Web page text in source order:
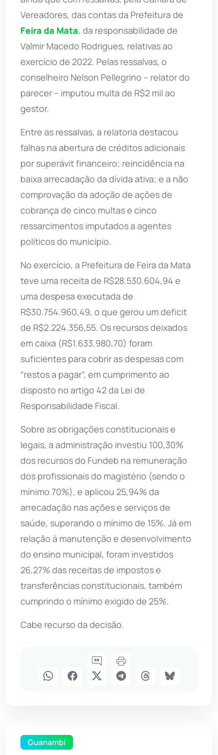
Vereadores, das contas da Prefeitura de
Feira da Mata, da responsabilidade de
Valmir Macedo Rodrigues, relativas ao
exercício de 2022. Pelas ressalvas, o
conselheiro Nelson Pellegrino – relator do
parecer – imputou multa de R$2 mil ao
gestor.
Entre as ressalvas, a relatoria destacou
falhas na abertura de créditos adicionais
por superávit financeiro; reincidência na
baixa arrecadação da dívida ativa; e a não
comprovação da adoção de ações de
cobrança de cinco multas e cinco
ressarcimentos imputados a agentes
políticos do município.
No exercício, a Prefeitura de Feira da Mata
teve uma receita de R$28.530.604,94 e
uma despesa executada de
R$30.754.960,49, o que gerou um deficit
de R$2.224.356,55. Os recursos deixados
em caixa (R$1.633.980,70) foram
suficientes para cobrir as despesas com
“restos a pagar”, em cumprimento ao
disposto no artigo 42 da Lei de
Responsabilidade Fiscal.
Sobre as obrigações constitucionais e
legais, a administração investiu 100,30%
dos recursos do Fundeb na remuneração
dos profissionais do magistério (sendo o
mínimo 70%), e aplicou 25,94% da
arrecadação nas ações e serviços de
saúde, superando o mínimo de 15%. Já em
relação à manutenção e desenvolvimento
do ensino municipal, foram investidos
26,27% das receitas de impostos e
transferências constitucionais, também
cumprindo o mínimo exigido de 25%.
Cabe recurso da decisão.
Guanambi